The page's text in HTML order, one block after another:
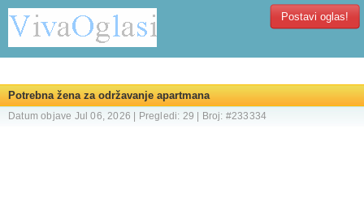
Postavi oglas!
Potrebna žena za održavanje apartmana
Datum objave Jul 06, 2026 | Pregledi: 29 | Broj: #233334